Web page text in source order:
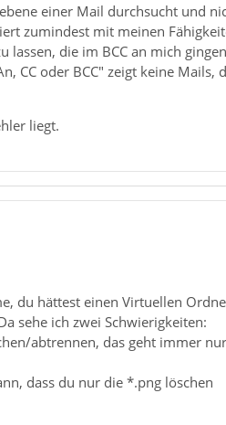
einer Mail durchsucht und
zumindest mit meinen
die im BCC an mich
CC oder BCC" zeigt keine Mails,
liegt.
du hättest einen Virtuellen
sehe ich zwei Schwierigkeiten:
abtrennen, das geht immer nur
dass du nur die *.png löschen